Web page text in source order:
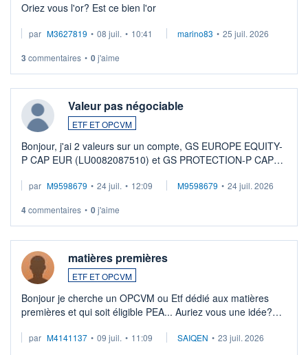
Oriez vous l'or? Est ce bien l'or
par M3627819 • 08 juil. • 10:41 marino83 • 25 juil. 2026
3 commentaires • 0j'aime
Valeur pas négociable
ETF ET OPCVM
Bonjour, j'ai 2 valeurs sur un compte, GS EUROPE EQUITY-
P CAP EUR (LU0082087510) et GS PROTECTION-P CAP
veux procéder à la vente, on me signale ...
par M9598679 • 24 juil. • 12:09 M9598679 • 24 juil. 2026
4commentaires • 0j'aime
matières premières
ETF ET OPCVM
Bonjour je cherche un OPCVM ou Etf dédié aux matières
premières et qui soit éligible PEA... Auriez vous une idée?
par M4141137 • 09 juil. • 11:09 SAIQEN • 23 juil. 2026